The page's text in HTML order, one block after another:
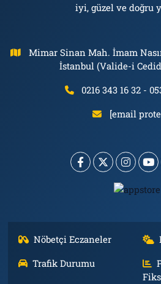
iyi, güzel ve doğru
Mimar Sinan Mah. İmam
İstanbul (Valide-i
0216 343 16 32 -
[email
Nöbetçi Eczaneler
Trafik Durumu